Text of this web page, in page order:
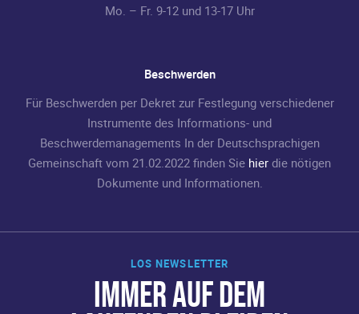
LOS NEWSLETTER
IMMER AUF DEM
Mo. – Fr. 9-12 und 13-17 Uhr
Beschwerden
Für Beschwerden per Dekret zur Festlegung verschiedener
Instrumente des Informations- und
Beschwerdemanagements In der Deutschsprachigen
Gemeinschaft vom 21.02.2022 finden Sie hier die nötigen
Dokumente und Informationen.